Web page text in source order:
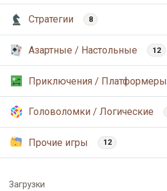
Стратегии 8
Азартные / Настольные 12
Приключения / Платформеры
Головоломки / Логические
Прочие игры 12
Загрузки